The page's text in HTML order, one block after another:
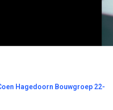
Hagedoorn Bouwgroep 22-